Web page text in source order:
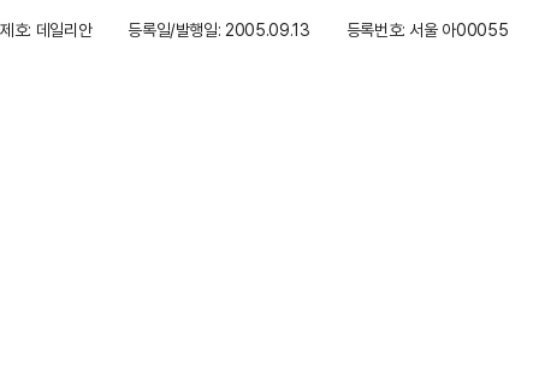
제호: 데일리안
등록일/발행일: 2005.09.13 등록번호: 서울 아00055